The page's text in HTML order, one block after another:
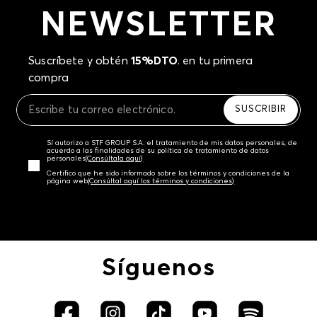
Camisetas blancas para niñas
Camisetas negras para niñas
Camisetas manga corta para niñas
Camisetas blancas estampadas para niñas
Blusas manga larga para niñas
Blusas con boleros para niñas
Blusas azules para niñas
Blusas verdes para niñas
Vestidos con manga corta para niñas
Chaquetas beige para niñas
NEWSLETTER
Suscríbete y obtén 15%DTO. en tu primera
compra
SUSCRIBIR
Sí autorizo a STF GROUP S.A. el tratamiento de mis datos personales, de
acuerdo a las finalidades de su política de tratamiento de datos
personales‎(Consúltala aquí)
Certifico que he sido informado sobre los términos y condiciones de la
página web‎(Consúltal aquí los términos y condiciones)
Síguenos